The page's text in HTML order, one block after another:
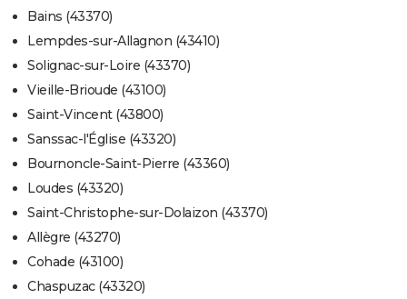
Bains (43370)
Lempdes-sur-Allagnon (43410)
Solignac-sur-Loire (43370)
Vieille-Brioude (43100)
Saint-Vincent (43800)
Sanssac-l'Église (43320)
Bournoncle-Saint-Pierre (43360)
Loudes (43320)
Saint-Christophe-sur-Dolaizon (43370)
Allègre (43270)
Cohade (43100)
Chaspuzac (43320)